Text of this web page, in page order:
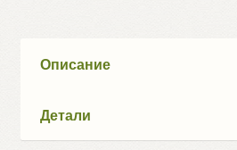
Описание
Детали